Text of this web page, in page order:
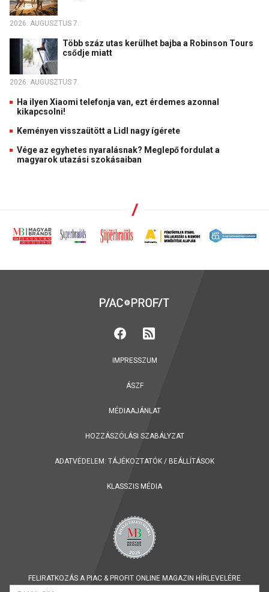
2026. AUGUSZTUS 7.
Több száz utas kerülhet bajba a Robinson Tours
csődje miatt
2026. AUGUSZTUS 7.
Ha ilyen Xiaomi telefonja van, ezt érdemes azonnal
kikapcsolni!
Keményen visszaütött a Lidl nagy ígérete
Vége az egyhetes nyaralásnak? Meglepő fordulat a
magyarok utazási szokásaiban
IMPRESSZUM
ÁSZF
MÉDIAAJÁNLAT
HOZZÁSZÓLÁSI SZABÁLYZAT
ADATVÉDELEM: TÁJÉKOZTATÓK / BEÁLLÍTÁSOK
KLASSZIS MÉDIA
FELIRATKOZÁS A PIAC & PROFIT ONLINE MAGAZIN HÍRLEVELÉRE